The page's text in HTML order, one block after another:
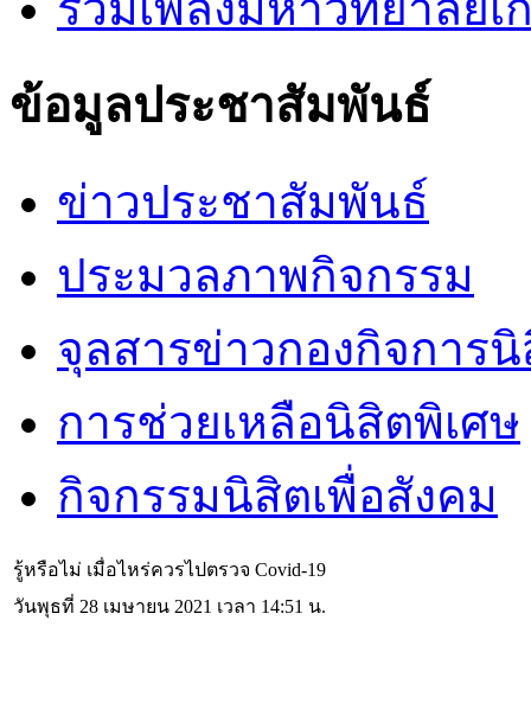
ข้อมูลประชาสัมพันธ์
ข่าวประชาสัมพันธ์
ประมวลภาพกิจกรรม
จุลสารข่าวกองกิจการ
การช่วยเหลือนิสิตพิเศษ
กิจกรรมนิสิตเพื่อสังคม
รู้หรือไม่ เมื่อไหร่ควรไปตรวจ Covid-19
วันพุธที่ 28 เมษายน 2021 เวลา 14:51 น.